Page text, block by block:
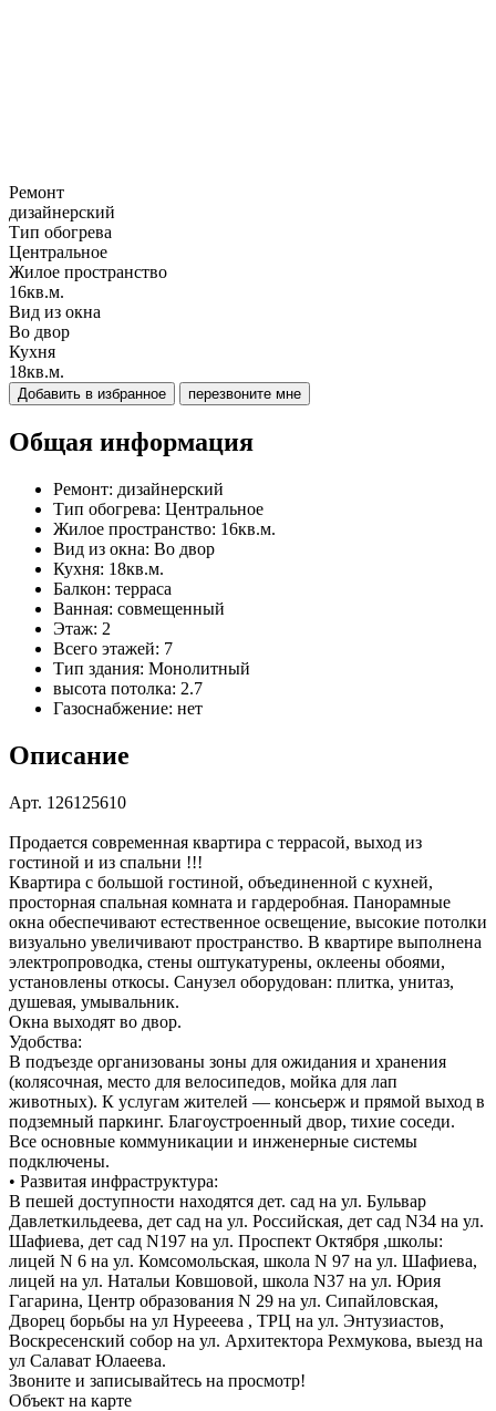
Ремонт
дизайнерский
Тип обогрева
Центральное
Жилое пространство
16кв.м.
Вид из окна
Во двор
Кухня
18кв.м.
Добавить в избранное перезвоните мне
Общая информация
Ремонт: дизайнерский
Тип обогрева: Центральное
Жилое пространство: 16кв.м.
Вид из окна: Во двор
Кухня: 18кв.м.
Балкон: терраса
Ванная: совмещенный
Этаж: 2
Всего этажей: 7
Тип здания: Монолитный
высота потолка: 2.7
Газоснабжение: нет
Описание
Арт. 126125610
Продается современная квартира с террасой, выход из
гостиной и из спальни !!!
Квартира с большой гостиной, объединенной с кухней,
просторная спальная комната и гардеробная. Панорамные
окна обеспечивают естественное освещение, высокие потолки
визуально увеличивают пространство. В квартире выполнена
электропроводка, стены оштукатурены, оклеены обоями,
установлены откосы. Санузел оборудован: плитка, унитаз,
душевая, умывальник.
Окна выходят во двор.
Удобства:
В подъезде организованы зоны для ожидания и хранения
(колясочная, место для велосипедов, мойка для лап
животных). К услугам жителей — консьерж и прямой выход в
подземный паркинг. Благоустроенный двор, тихие соседи.
Все основные коммуникации и инженерные системы
подключены.
• Развитая инфраструктура:
В пешей доступности находятся дет. сад на ул. Бульвар
Давлеткильдеева, дет сад на ул. Российская, дет сад N34 на ул.
Шафиева, дет сад N197 на ул. Проспект Октября ,школы:
лицей N 6 на ул. Комсомольская, школа N 97 на ул. Шафиева,
лицей на ул. Натальи Ковшовой, школа N37 на ул. Юрия
Гагарина, Центр образования N 29 на ул. Сипайловская,
Дворец борьбы на ул Нурееева , ТРЦ на ул. Энтузиастов,
Воскресенский собор на ул. Архитектора Рехмукова, выезд на
ул Салават Юлаеева.
Звоните и записывайтесь на просмотр!
Объект на карте